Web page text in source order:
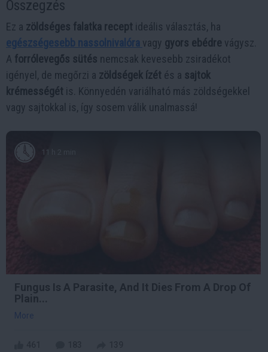
Összegzés
Ez a zöldséges falatka recept ideális választás, ha
egészségesebb nassolnivalóra vagy gyors ebédre vágysz.
A forrólevegős sütés nemcsak kevesebb zsiradékot
igényel, de megőrzi a zöldségek ízét és a sajtok
krémességét is. Könnyedén variálható más zöldségekkel
vagy sajtokkal is, így sosem válik unalmassá!
11 h 2 min
Fungus Is A Parasite, And It Dies From A Drop Of
Plain...
More